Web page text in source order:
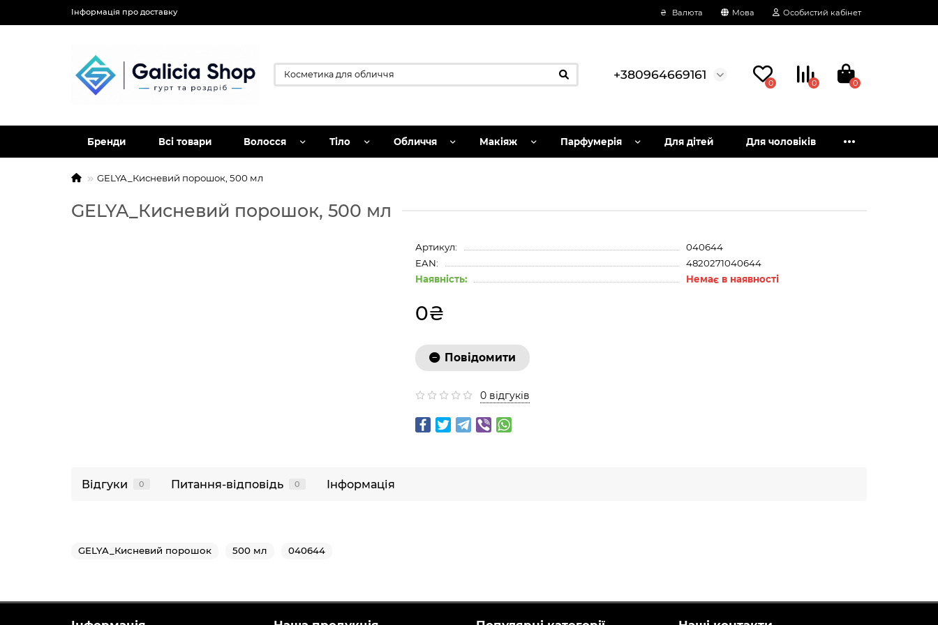
Інформація про доставку ₴ Валюта Мова Особистий кабінет
+380964669161
0 0 0
Бренди Всі товари Волосся Тіло Обличчя Макіяж Парфумерія Для дітей Для чоловіків
GELYA_Кисневий порошок, 500 мл
GELYA_Кисневий порошок, 500 мл
Артикул:
040644
EAN:
4820271040644
Наявність:
Немає в наявності
0₴
Повідомити
0 відгуків
Відгуки 0 Питання-відповідь 0 Інформація
GELYA_Кисневий порошок 500 мл 040644